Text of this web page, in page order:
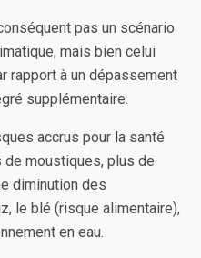
pas un scénario
mais bien celui
rapport à un dépassement
supplémentaire.
accrus pour la santé
de moustiques, plus de
diminution des
le blé (risque alimentaire),
en eau.